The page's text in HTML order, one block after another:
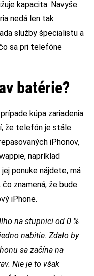
kapacita. Navyše
nedá len tak
služby špecialistu a
sa pri telefóne
batérie?
kúpa zariadenia
že telefón je stále
iPhonov,
napríklad
ponuke nájdete, má
znamená, že bude
iPhone.
na stupnici od 0 %
nabitie. Zdalo by
sa začína na
Nie je to však